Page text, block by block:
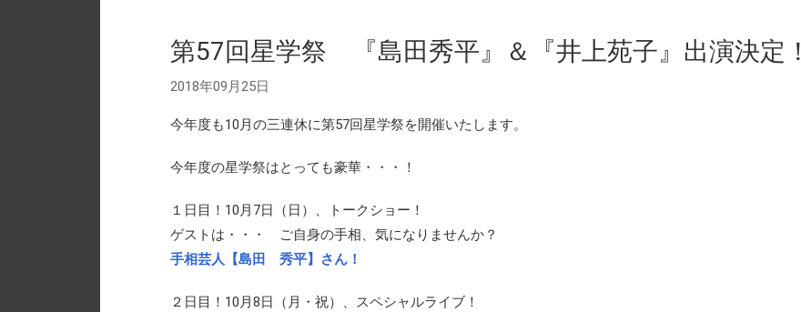
第57回星学祭 『島田秀平』＆『井上苑子』出演決定！
2018年09月25日
今年度も10月の三連休に第57回星学祭を開催いたします。
今年度の星学祭はとっても豪華・・・！
１日目！10月7日（日）、トークショー！
ゲストは・・・ ご自身の手相、気になりませんか？
手相芸人【島田 秀平】さん！
２日目！10月8日（月・祝）、スペシャルライブ！